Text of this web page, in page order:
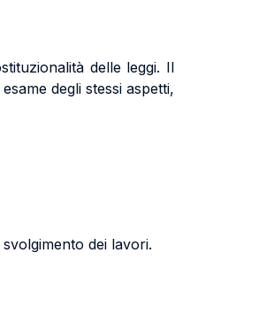
delle leggi. Il
degli stessi aspetti,
dei lavori.